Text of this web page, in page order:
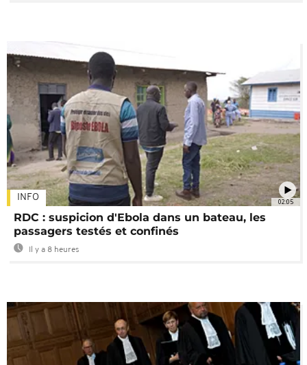
02:05
INFO
RDC : suspicion d'Ebola dans un bateau, les
passagers testés et confinés
Il y a 8 heures